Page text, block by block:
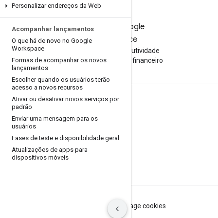
Personalizar endereços da Web
Acompanhar lançamentos
O que há de novo no Google
Workspace
Formas de acompanhar os novos
lançamentos
Escolher quando os usuários terão
acesso a novos recursos
Ativar ou desativar novos serviços por
padrão
Enviar uma mensagem para os
usuários
Fases de teste e disponibilidade geral
Atualizações de apps para
dispositivos móveis
Teste o Google
Workspace
Aumente sua produtividade
com a IA sem custo financeiro
Documentação e treinamento
Centrais de Ajuda
Guias do desenvolvedor
Centro de aprendizagem
Manage cookies